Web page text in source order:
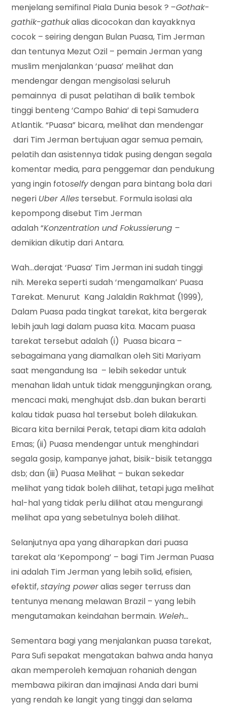
menjelang semifinal Piala Dunia besok ? –Gothak-
gathik-gathukalias dicocokan dan kayakknya
cocok – seiring dengan Bulan Puasa, Tim Jerman
dan tentunya Mezut Ozil – pemain Jerman yang
muslim menjalankan ‘puasa’ melihat dan
mendengar dengan mengisolasi seluruh
pemainnya di pusat pelatihan di balik tembok
tinggi benteng ‘Campo Bahia’ di tepi Samudera
Atlantik. “Puasa” bicara, melihat dan mendengar
dari Tim Jerman bertujuan agar semua pemain,
pelatih dan asistennya tidak pusing dengan segala
komentar media, para penggemar dan pendukung
yang ingin fotoselfydengan para bintang bola dari
negeri Uber Alles tersebut. Formula isolasi ala
kepompong disebut Tim Jerman
adalah “Konzentration und Fokussierung –
demikian dikutip dari Antara.
Wah…derajat ‘Puasa’ Tim Jerman ini sudah tinggi
nih. Mereka seperti sudah ‘mengamalkan’ Puasa
Tarekat. Menurut Kang Jalaldin Rakhmat (1999),
Dalam Puasa pada tingkat tarekat, kita bergerak
lebih jauh lagi dalam puasa kita. Macam puasa
tarekat tersebut adalah (i) Puasa bicara –
sebagaimana yang diamalkan oleh Siti Mariyam
saat mengandung Isa – lebih sekedar untuk
menahan lidah untuk tidak menggunjingkan orang,
mencaci maki, menghujat dsb..dan bukan berarti
kalau tidak puasa hal tersebut boleh dilakukan.
Bicara kita bernilai Perak, tetapi diam kita adalah
Emas; (ii) Puasa mendengar untuk menghindari
segala gosip, kampanye jahat, bisik-bisik tetangga
dsb; dan (iii) Puasa Melihat – bukan sekedar
melihat yang tidak boleh dilihat, tetapi juga melihat
hal-hal yang tidak perlu dilihat atau mengurangi
melihat apa yang sebetulnya boleh dilihat.
Selanjutnya apa yang diharapkan dari puasa
tarekat ala ‘Kepompong’ – bagi Tim Jerman Puasa
ini adalah Tim Jerman yang lebih solid, efisien,
efektif,staying poweralias seger terruss dan
tentunya menang melawan Brazil – yang lebih
mengutamakan keindahan bermain. Weleh…
Sementara bagi yang menjalankan puasa tarekat,
Para Sufi sepakat mengatakan bahwa anda hanya
akan memperoleh kemajuan rohaniah dengan
membawa pikiran dan imajinasi Anda dari bumi
yang rendah ke langit yang tinggi dan selama